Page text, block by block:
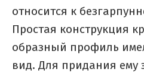
относится к
Простая конструкция
образный профиль
вид. Для придания ему